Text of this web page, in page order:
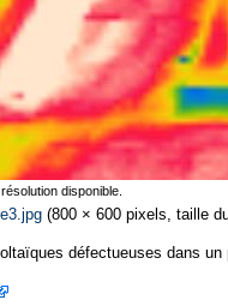
disponible.
(800 × 600 pixels, taille
défectueuses dans un